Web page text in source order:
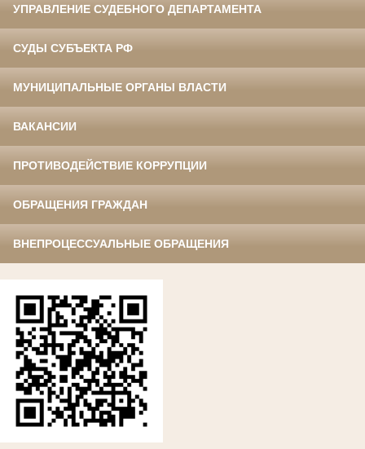
УПРАВЛЕНИЕ СУДЕБНОГО ДЕПАРТАМЕНТА
СУДЫ СУБЪЕКТА РФ
МУНИЦИПАЛЬНЫЕ ОРГАНЫ ВЛАСТИ
ВАКАНСИИ
ПРОТИВОДЕЙСТВИЕ КОРРУПЦИИ
ОБРАЩЕНИЯ ГРАЖДАН
ВНЕПРОЦЕССУАЛЬНЫЕ ОБРАЩЕНИЯ